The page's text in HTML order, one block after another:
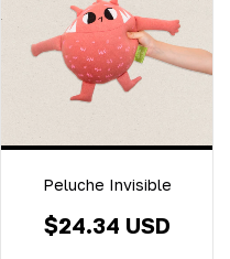
Peluche Invisible
$24.34 USD